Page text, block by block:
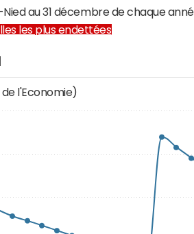
au 31 décembre de chaque
les plus endettées
l'Economie)